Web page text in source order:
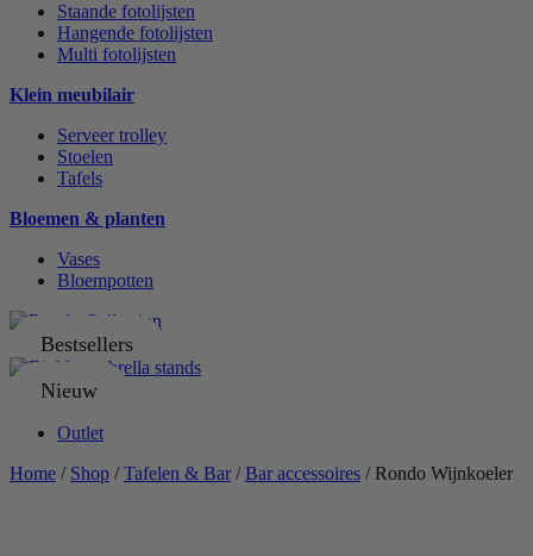
Staande fotolijsten
Hangende fotolijsten
Multi fotolijsten
Klein meubilair
Serveer trolley
Stoelen
Tafels
Bloemen & planten
Vases
Bloempotten
Bestsellers
Nieuw
Outlet
Home / Shop /Tafelen & Bar /Bar accessoires / Rondo Wijnkoeler